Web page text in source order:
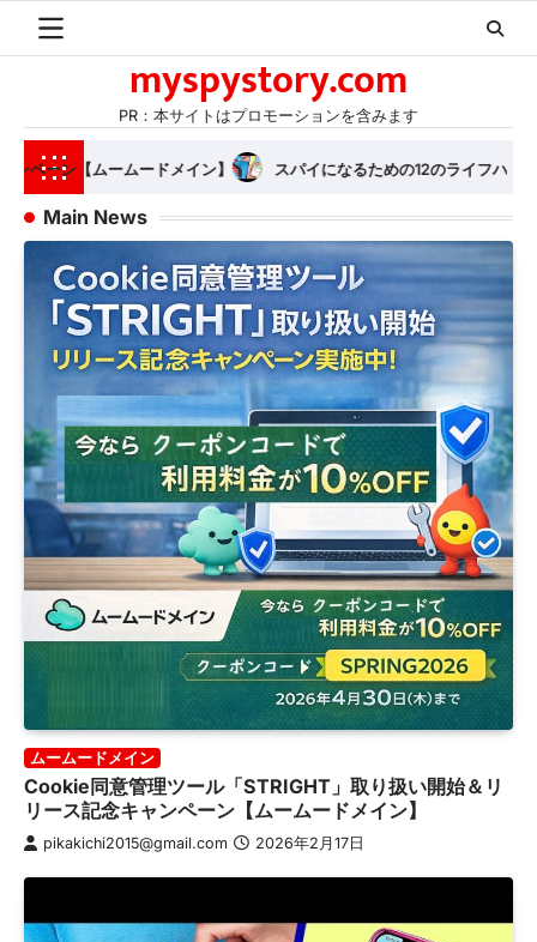
myspystory.com
PR：本サイトはプロモーションを含みます
の12のライフハック TRUE DETECTIVE AND SPY HACKS TO
Main News
ムームードメイン
Cookie同意管理ツール「STRIGHT」取り扱い開始＆リ
リース記念キャンペーン【ムームードメイン】
pikakichi2015@gmail.com 2026年2月17日